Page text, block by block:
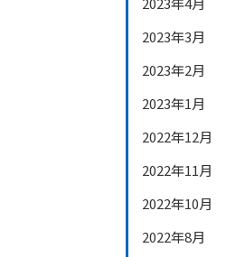
2023年3月
2023年2月
2023年1月
2022年12月
2022年11月
2022年10月
2022年8月